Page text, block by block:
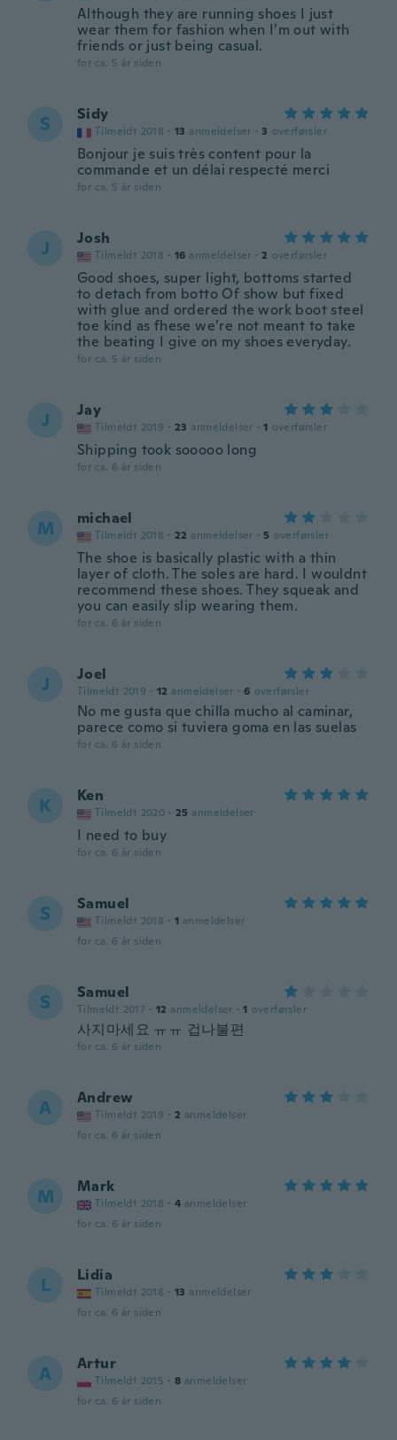
Although they are running shoes I just
wear them for fashion when I’m out with
friends or just being casual.
for ca. 5 år siden
S Sidy
Tilmeldt 2018 · 13 anmeldelser · 3 overførsler
Bonjour je suis très content pour la
commande et un délai respecté merci
for ca. 5 år siden
J Josh
Tilmeldt 2018 · 16 anmeldelser · 2 overførsler
Good shoes, super light, bottoms started
to detach from botto Of show but fixed
with glue and ordered the work boot steel
toe kind as fhese we’re not meant to take
the beating I give on my shoes everyday.
for ca. 5 år siden
J Jay
Tilmeldt 2019 · 23 anmeldelser · 1 overførsler
Shipping took sooooo long
for ca. 6 år siden
M michael
Tilmeldt 2018 · 22 anmeldelser · 5 overførsler
The shoe is basically plastic with a thin
layer of cloth. The soles are hard. I wouldnt
recommend these shoes. They squeak and
you can easily slip wearing them.
for ca. 6 år siden
J Joel
Tilmeldt 2019 · 12 anmeldelser · 6 overførsler
No me gusta que chilla mucho al caminar,
parece como si tuviera goma en las suelas
for ca. 6 år siden
K Ken
Tilmeldt 2020 · 25 anmeldelser
I need to buy
for ca. 6 år siden
S Samuel
Tilmeldt 2018 · 1 anmeldelser
for ca. 6 år siden
S Samuel
Tilmeldt 2017 · 12 anmeldelser · 1 overførsler
사지마세요 ㅠㅠ 겁나불편
for ca. 6 år siden
A Andrew
Tilmeldt 2019 · 2 anmeldelser
for ca. 6 år siden
M Mark
Tilmeldt 2018 · 4 anmeldelser
for ca. 6 år siden
L Lidia
Tilmeldt 2018 · 13 anmeldelser
for ca. 6 år siden
A Artur
Tilmeldt 2015 · 8 anmeldelser
for ca. 6 år siden